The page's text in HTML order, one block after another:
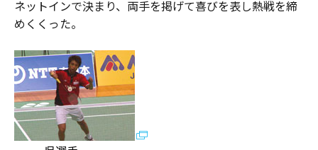
ネットインで決まり、両手を掲げて喜びを表し熱戦を締
めくくった。